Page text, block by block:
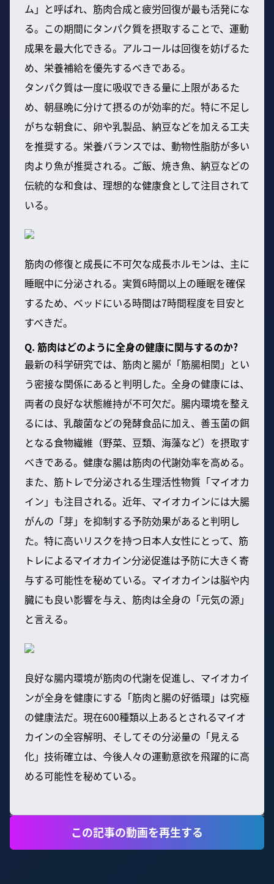
ム」と呼ばれ、筋肉合成と疲労回復が最も活発にな
る。この期間にタンパク質を摂取することで、運動
成果を最大化できる。アルコールは回復を妨げるた
め、栄養補給を優先するべきである。
タンパク質は一度に吸収できる量に上限があるた
め、朝昼晩に分けて摂るのが効率的だ。特に不足し
がちな朝食に、卵や乳製品、納豆などを加える工夫
を推奨する。栄養バランスでは、動物性脂肪が多い
肉より魚が推奨される。ご飯、焼き魚、納豆などの
伝統的な和食は、理想的な健康食として注目されて
いる。
筋肉の修復と成長に不可欠な成長ホルモンは、主に
睡眠中に分泌される。実質6時間以上の睡眠を確保
するため、ベッドにいる時間は7時間程度を目安と
すべきだ。
Q. 筋肉はどのように全身の健康に関与するのか?
最新の科学研究では、筋肉と腸が「筋腸相関」とい
う密接な関係にあると判明した。全身の健康には、
両者の良好な状態維持が不可欠だ。腸内環境を整え
るには、乳酸菌などの発酵食品に加え、善玉菌の餌
となる食物繊維（野菜、豆類、海藻など）を摂取す
べきである。健康な腸は筋肉の代謝効率を高める。
また、筋トレで分泌される生理活性物質「マイオカ
イン」も注目される。近年、マイオカインには大腸
がんの「芽」を抑制する予防効果があると判明し
た。特に高いリスクを持つ日本人女性にとって、筋
トレによるマイオカイン分泌促進は予防に大きく寄
与する可能性を秘めている。マイオカインは脳や内
臓にも良い影響を与え、筋肉は全身の「元気の源」
と言える。
良好な腸内環境が筋肉の代謝を促進し、マイオカイ
ンが全身を健康にする「筋肉と腸の好循環」は究極
の健康法だ。現在600種類以上あるとされるマイオ
カインの全容解明、そしてその分泌量の「見える
化」技術確立は、今後人々の運動意欲を飛躍的に高
める可能性を秘めている。
この記事の動画を再生する